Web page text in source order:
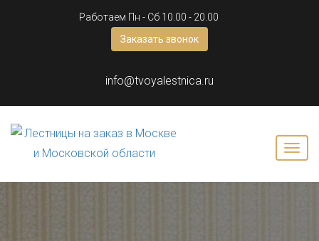
Работаем Пн - Сб 10.00 - 20.00
Заказать звонок
info@tvoyalestnica.ru